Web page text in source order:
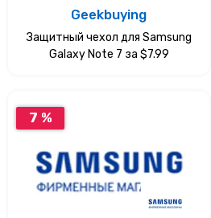
Geekbuying
Защитный чехол для Samsung
Galaxy Note 7 за $7.99
7 %